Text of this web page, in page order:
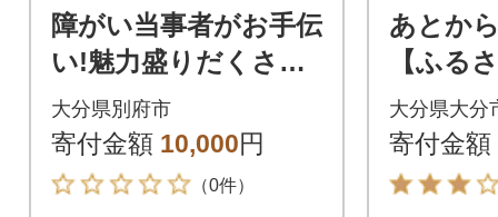
障がい当事者がお手伝
い!魅力盛りだくさん
の別府観光プラン作成
大分県別府市
寄付金額 10,000円
（0件）
あとか
【ふる
万円
大分県大分
寄付金額